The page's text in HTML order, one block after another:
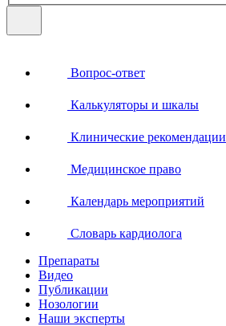
Вопрос-ответ
Калькуляторы и шкалы
Клинические рекомендации
Медицинское право
Календарь мероприятий
Словарь кардиолога
Препараты
Видео
Публикации
Нозологии
Наши эксперты